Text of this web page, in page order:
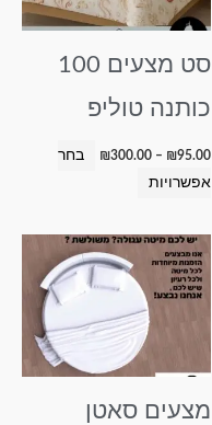
סט מצעים 100
כותנה טוליפ
₪95.00
–
₪300.00
בחר
אפשרויות
ניתן
את
בעמוד
המוצר
מצעים סאטן
טווח
מחירים:
עד
למוצר
זה
מספר
סוגים.
לבחור